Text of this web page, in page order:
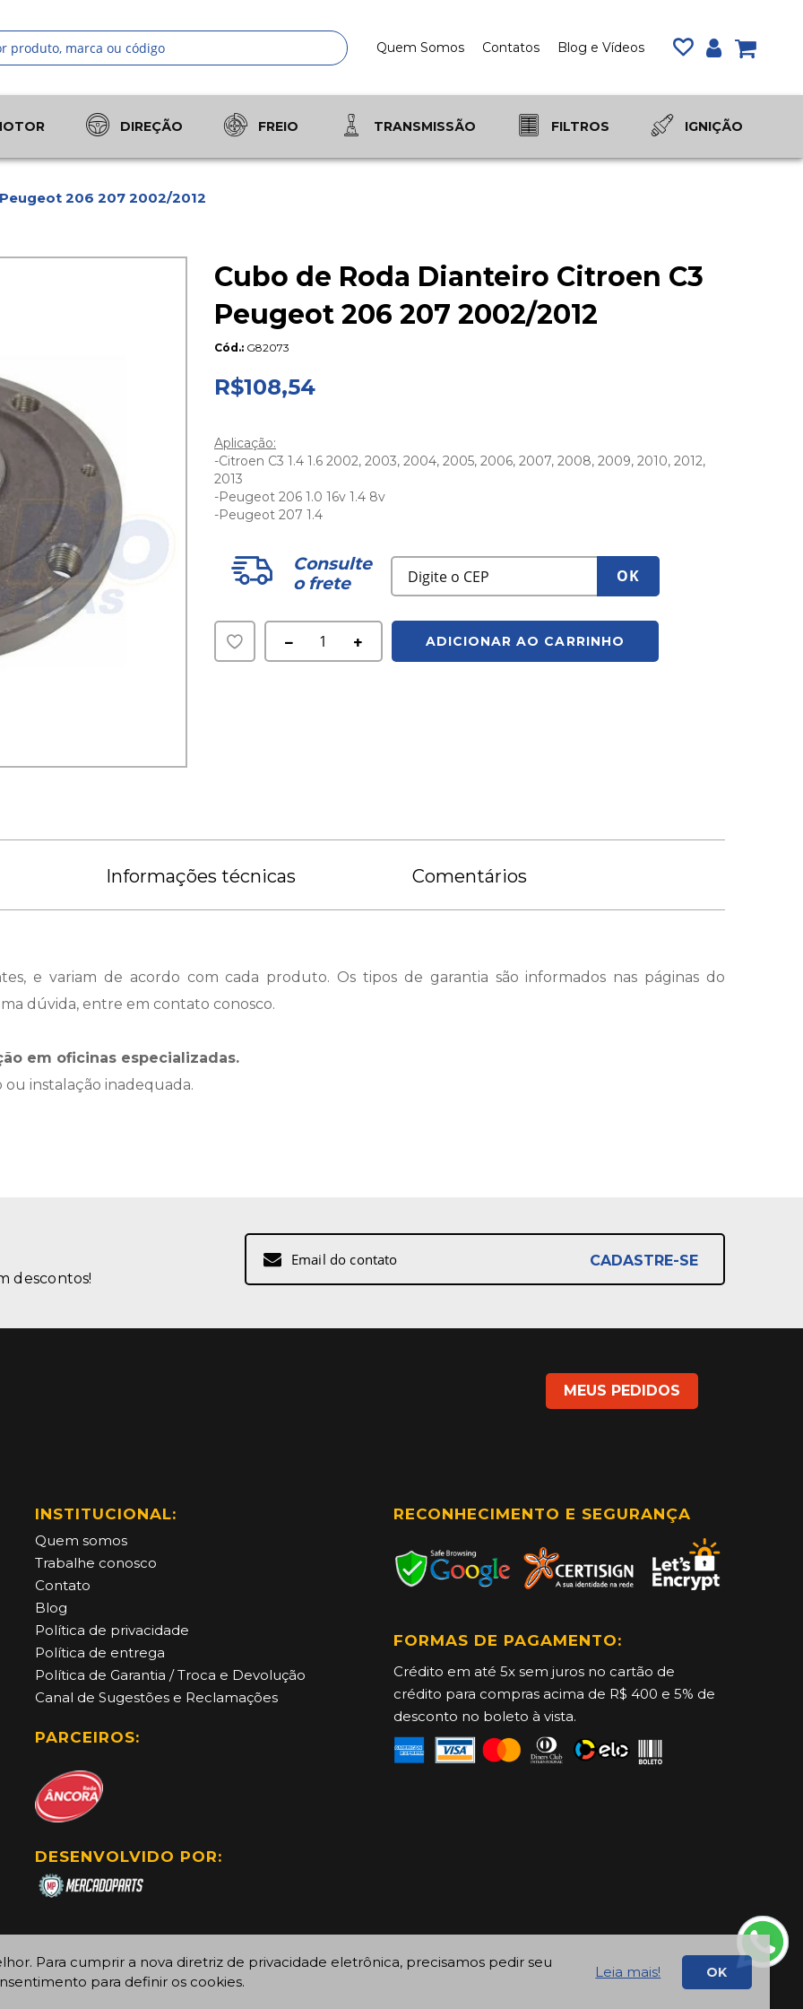
Para cumprir a nova diretriz de privacidade eletrônica, precisamos pedir seu
para definir os cookies.
Leia mais! OK
Quem Somos Contatos Blog e Vídeos
Pesquisa
DIREÇÃO FREIO TRANSMISSÃO FILTROS IGNIÇÃO
206 207 2002/2012
Cubo de Roda Dianteiro Citroen C3
Peugeot 206 207 2002/2012
Cód. G82073
R$108,54
Aplicação:
-Citroen C3 1.4 1.6 2002, 2003, 2004, 2005, 2006, 2007, 2008, 2009, 2010, 2012,
2013
-Peugeot 206 1.0 16v 1.4 8v
-Peugeot 207 1.4
Adicionar
ADICIONAR AO CARRINHO
Consulte
o frete
OK
e variam de acordo com cada produto. Os tipos de garantia são informados nas páginas do
dúvida, entre em contato conosco.
em oficinas especializadas.
ou instalação inadequada.
Informações técnicas Comentários
descontos!
Inscreva-
na
CADASTRE-SE
MEUS PEDIDOS
INSTITUCIONAL:
Quem somos
Trabalhe conosco
Contato
Blog
Política de privacidade
Política de entrega
Política de Garantia / Troca e Devolução
Canal de Sugestões e Reclamações
PARCEIROS:
DESENVOLVIDO POR:
RECONHECIMENTO E SEGURANÇA
FORMAS DE PAGAMENTO:
Crédito em até 5x sem juros no cartão de
crédito para compras acima de R$ 400 e 5% de
desconto no boleto à vista.